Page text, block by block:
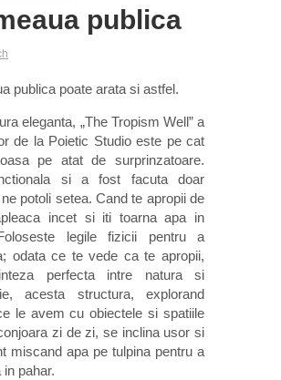
publica
publica poate arata si astfel.
eleganta, „The Tropism Well” a
de la Poietic Studio este pe cat
pe atat de surprinzatoare.
si a fost facuta doar
potoli setea. Cand te apropii de
incet si iti toarna apa in
legile fizicii pentru a
odata ce te vede ca te apropii,
perfecta intre natura si
acesta structura, explorand
le avem cu obiectele si spatiile
zi de zi, se inclina usor si
miscand apa pe tulpina pentru a
in pahar.